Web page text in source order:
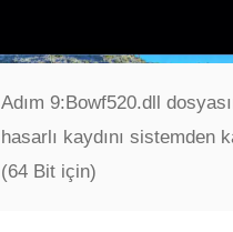
Adım 9: Bowf520.dll
hasarlı kaydını sistemden
(64 Bit için)